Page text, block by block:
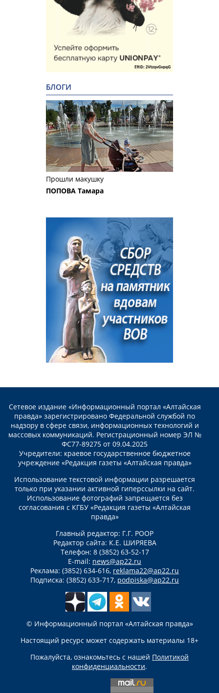
БЛОГИ
Прошли макушку
ПОПОВА Тамара
Сетевое издание «Информационный портал «Алтайская
правда» зарегистрировано Федеральной службой по
надзору в сфере связи, информационных технологий и
массовых коммуникаций. Регистрационный номер ЭЛ №
ФС77-89275 от 09.04.2025
Учредители: краевое государственное бюджетное
учреждение «Редакция газеты «Алтайская правда»
Использование текстовой информации разрешается
только при указании активной гиперссылки на сайт.
Использование фотографий запрещается без
согласования с КГБУ «Редакция газеты «Алтайская
правда»
Главный редактор: Г.Г. РООР
Редактор сайта: К.Е. ШИРЯЕВА
Телефон: 8 (3852) 63-52-17
E-mail: news@ap22.ru
Реклама: (3852) 634-616, reklama22@ap22.ru
Подписка: (3852) 633-717, podpiska@ap22.ru
© Информационный портал «Алтайская правда»
Настоящий ресурс может содержать материалы 18+
Пожалуйста, ознакомьтесь с нашей Политикой
конфиденциальности.